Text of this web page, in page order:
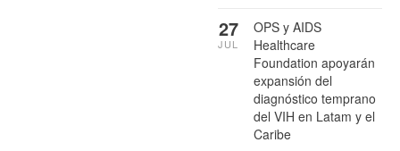
OPS y AIDS
Healthcare
Foundation apoyarán
expansión del
diagnóstico temprano
del VIH en Latam y el
Caribe
27
JUL